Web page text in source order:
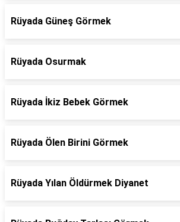
Rüyada Güneş Görmek
Rüyada Osurmak
Rüyada İkiz Bebek Görmek
Rüyada Ölen Birini Görmek
Rüyada Yılan Öldürmek Diyanet